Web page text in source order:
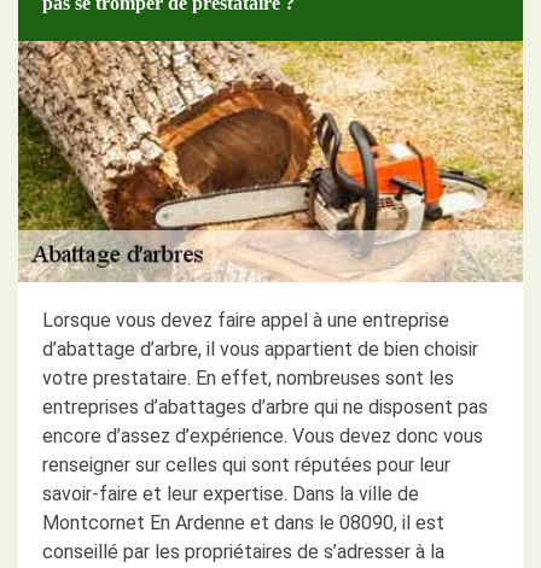
Lorsque vous devez faire appel à une entreprise
d’abattage d’arbre, il vous appartient de bien choisir
votre prestataire. En effet, nombreuses sont les
entreprises d’abattages d’arbre qui ne disposent pas
encore d’assez d’expérience. Vous devez donc vous
renseigner sur celles qui sont réputées pour leur
savoir-faire et leur expertise. Dans la ville de
Montcornet En Ardenne et dans le 08090, il est
conseillé par les propriétaires de s’adresser à la